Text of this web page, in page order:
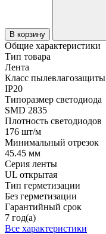
В корзину
Общие характеристики
Тип товара
Лента
Класс пылевлагозащиты
IP20
Типоразмер светодиода
SMD 2835
Плотность светодиодов
176 шт/м
Минимальный отрезок
45.45 мм
Серия ленты
UL открытая
Тип герметизации
Без герметизации
Гарантийный срок
7 год(а)
Все характеристики